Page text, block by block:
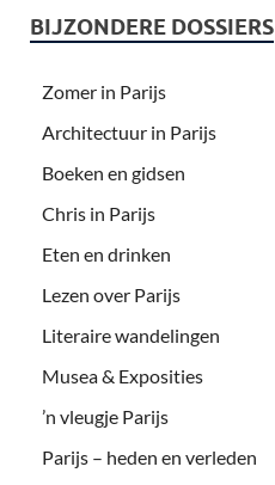
BIJZONDERE DOSSIERS
Zomer in Parijs
Architectuur in Parijs
Boeken en gidsen
Chris in Parijs
Eten en drinken
Lezen over Parijs
Literaire wandelingen
Musea & Exposities
’n vleugje Parijs
Parijs – heden en verleden